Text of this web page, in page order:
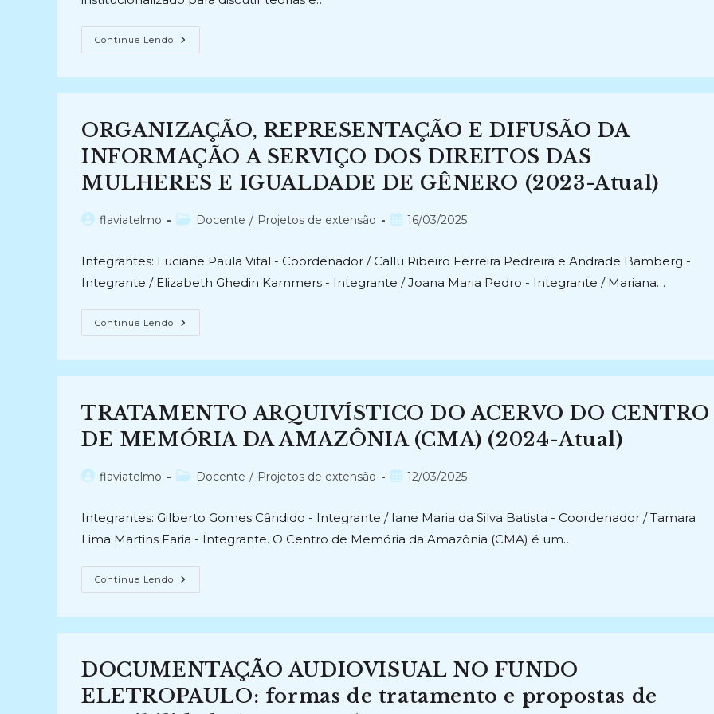
Continue Lendo ARQUIVOS,
BIBLIOTECAS
CONHECIMENTO
ORGANIZAÇÃO, REPRESENTAÇÃO E DIFUSÃO DA
INFORMAÇÃO A SERVIÇO DOS DIREITOS DAS
MULHERES E IGUALDADE DE GÊNERO (2023-Atual)
Autorflaviatelmo
Categoria
Docente / Projetos de extensão
Post16/03/2025
Integrantes: Luciane Paula Vital - Coordenador / Callu Ribeiro Ferreira Pedreira e Andrade Bamberg -
Integrante / Elizabeth Ghedin Kammers - Integrante / Joana Maria Pedro - Integrante / Mariana…
Continue Lendo ORGANIZAÇÃO,
REPRESENTAÇÃO
INFORMAÇÃO
DOS
DIREITOS
DAS
MULHERES
IGUALDADE
DE
Atual)
TRATAMENTO ARQUIVÍSTICO DO ACERVO DO CENTRO
DE MEMÓRIA DA AMAZÔNIA (CMA) (2024-Atual)
Autorflaviatelmo
Categoria
Docente / Projetos de extensão
Post12/03/2025
Integrantes: Gilberto Gomes Cândido - Integrante / Iane Maria da Silva Batista - Coordenador / Tamara
Lima Martins Faria - Integrante. O Centro de Memória da Amazônia (CMA) é um…
Continue Lendo TRATAMENTO
ARQUIVÍSTICO
CENTRO
DA
AMAZÔNIA
(CMA)
(2024-
DOCUMENTAÇÃO AUDIOVISUAL NO FUNDO
ELETROPAULO: formas de tratamento e propostas de